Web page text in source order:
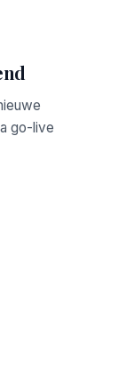
go-live